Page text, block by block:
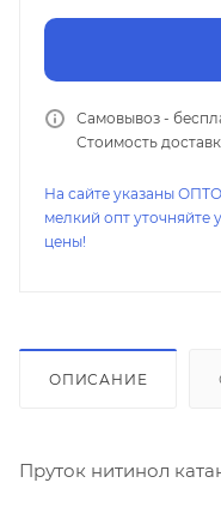
Самовывоз -
Стоимость
На сайте указаны
мелкий опт
цены!
ОПИСАНИЕ
Пруток нитинол